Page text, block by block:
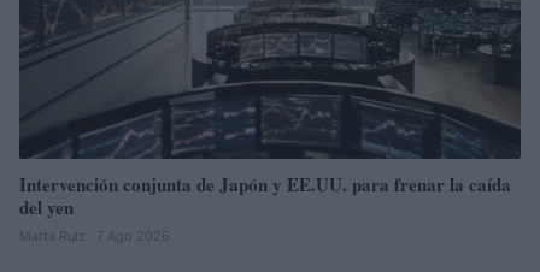
Intervención conjunta de Japón y EE.UU. para frenar la caída
del yen
Marta Ruiz · 7 Ago 2026